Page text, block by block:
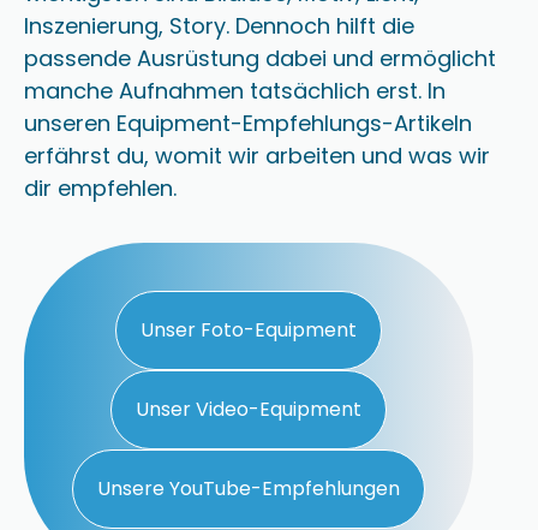
Inszenierung, Story. Dennoch hilft die
passende Ausrüstung dabei und ermöglicht
manche Aufnahmen tatsächlich erst. In
unseren Equipment-Empfehlungs-Artikeln
erfährst du, womit wir arbeiten und was wir
dir empfehlen.
Unser Foto-Equipment
Unser Video-Equipment
Unsere YouTube-Empfehlungen